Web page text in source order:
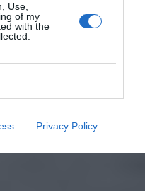
Use,
of my
with the
Privacy Policy